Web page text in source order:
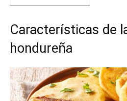
Características de
hondureña